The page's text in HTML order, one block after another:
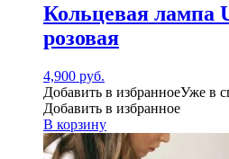
Кольцевая лампа
розовая
4,900 руб.
Добавить в избранноеУже в
Добавить в избранное
В корзину